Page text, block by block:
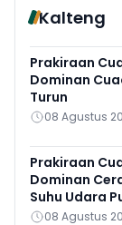
Kalteng
Prakiraan
Dominan
Turun
08 Agustus
Prakiraan
Dominan
Suhu Udara
08 Agustus